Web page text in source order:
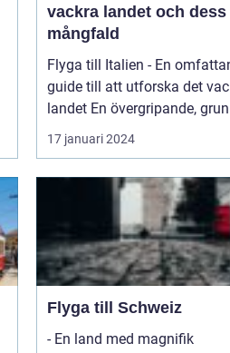
vackra landet och dess
mångfald
Flyga till Italien - En
guide till att utforska det
landet En övergripande,
17 januari 2024
Flyga till Schweiz
- En land med magnifik